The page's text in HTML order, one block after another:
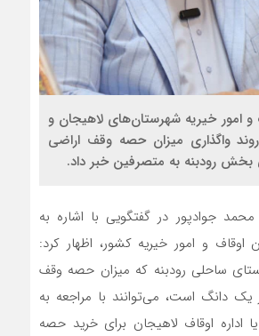
و امور خیریه شهرستان‌های لاهیجان و
واگذاری میزان حصه وقف اراضی
رودبنه به متصرفین خبر داد.
جوادپور در گفتگویی با اشاره به
و امور خیریه کشور، اظهار کرد:
ساحلی رودبنه که میزان حصه وقف
یک دانگ است، می‌توانند با مراجعه به
اداره اوقاف لاهیجان برای خرید حصه